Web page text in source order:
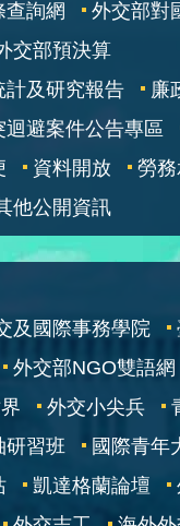
查詢網
外交部對
交部預決算
計及研究報告
廉
避案件公告專區
資料開放
勞
他公開資訊
及國際事務學院
外交部NGO雙語網
外交小尖兵
研習班
國際青年
凱達格蘭論壇